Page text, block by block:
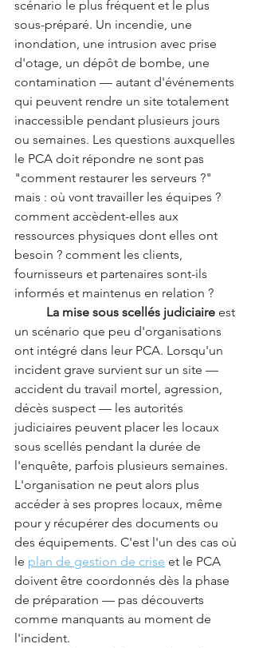
scénario le plus fréquent et le plus
sous-préparé. Un incendie, une
inondation, une intrusion avec prise
d'otage, un dépôt de bombe, une
contamination — autant d'événements
qui peuvent rendre un site totalement
inaccessible pendant plusieurs jours
ou semaines. Les questions auxquelles
le PCA doit répondre ne sont pas
"comment restaurer les serveurs ?"
mais : où vont travailler les équipes ?
comment accèdent-elles aux
ressources physiques dont elles ont
besoin ? comment les clients,
fournisseurs et partenaires sont-ils
informés et maintenus en relation ?
	La mise sous scellés judiciaire
est
un scénario que peu d'organisations
ont intégré dans leur PCA. Lorsqu'un
incident grave survient sur un site —
accident du travail mortel, agression,
décès suspect — les autorités
judiciaires peuvent placer les locaux
sous scellés pendant la durée de
l'enquête, parfois plusieurs semaines.
L'organisation ne peut alors plus
accéder à ses propres locaux, même
pour y récupérer des documents ou
des équipements. C'est l'un des cas où
le plan de gestion de crise et le PCA
doivent être coordonnés dès la phase
de préparation — pas découverts
comme manquants au moment de
l'incident.